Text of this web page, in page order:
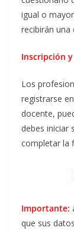
igual o
recibirán una
Inscripción
Los
registrarse
docente,
debes iniciar
completar la
Importante:
que sus